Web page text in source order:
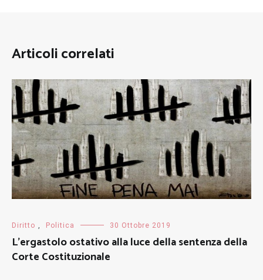
Articoli correlati
Diritto Politica 30 Ottobre 2019
L’ergastolo ostativo alla luce della sentenza della
Corte Costituzionale